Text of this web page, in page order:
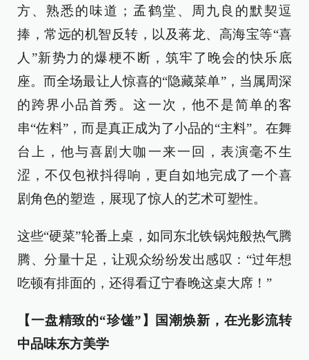
方、熟悉的味道；孟鹤堂、周九良的默契逗
捧，常远的机智反转，以及蒋龙、高海宝等“喜
人”新势力的爆梗不断，筑牢了晚会的快乐底
座。而全场最让人惊喜的“隐藏菜单”，当属周深
的跨界小品首秀。这一次，他不是简单的客
串“佐料”，而是真正成为了小品的“主料”。在舞
台上，他与喜剧大咖一来一回，表演毫不生
涩，不仅包袱抖得响，更自如地完成了一个喜
剧角色的塑造，展现了惊人的艺术可塑性。
这些“硬菜”轮番上桌，如同东北铁锅炖般热气腾
腾、分量十足，让观众纷纷发出感叹：“过年想
吃顿有排面的，还得看辽宁春晚这桌大席！”
【一盘精致的“珍馐”】国潮焕新，在光影流转
中品味东方美学